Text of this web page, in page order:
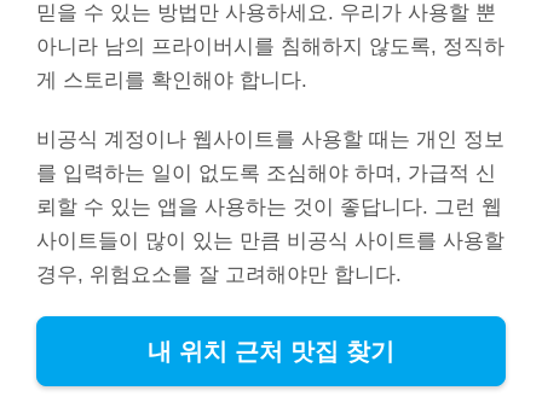
믿을 수 있는 방법만 사용하세요. 우리가 사용할 뿐
아니라 남의 프라이버시를 침해하지 않도록, 정직하
게 스토리를 확인해야 합니다.
비공식 계정이나 웹사이트를 사용할 때는 개인 정보
를 입력하는 일이 없도록 조심해야 하며, 가급적 신
뢰할 수 있는 앱을 사용하는 것이 좋답니다. 그런 웹
사이트들이 많이 있는 만큼 비공식 사이트를 사용할
경우, 위험요소를 잘 고려해야만 합니다.
내 위치 근처 맛집 찾기